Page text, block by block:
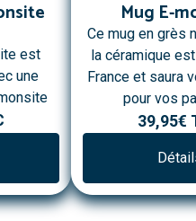
est
une
Mug E-
Ce mug en grès
la céramique
France et saura
pour vos
39,95€